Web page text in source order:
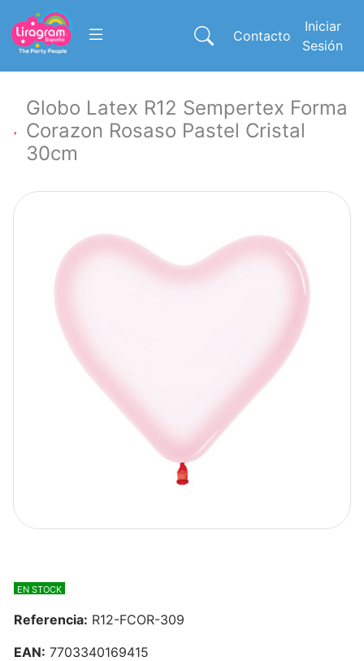
Contacto
Iniciar
Sesión
Globo Latex R12 Sempertex Forma
Corazon Rosaso Pastel Cristal
30cm
EN STOCK
Referencia: R12-FCOR-309
EAN: 7703340169415